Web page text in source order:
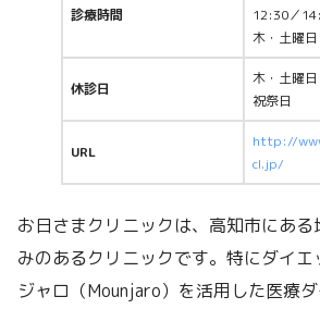
診療時間
12:30／
木・土曜
休診日
木・土曜日
祝祭日
URL
http://
cl.jp/
お日さまクリニックは、高知市にあ
みのあるクリニックです。特にダイ
ジャロ（Mounjaro）を活用した医療